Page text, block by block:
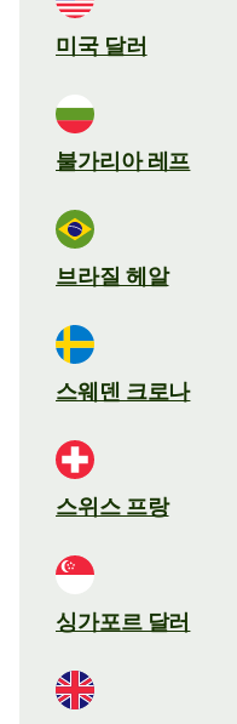
미국 달러
불가리아 레프
브라질 헤알
스웨덴 크로나
스위스 프랑
싱가포르 달러